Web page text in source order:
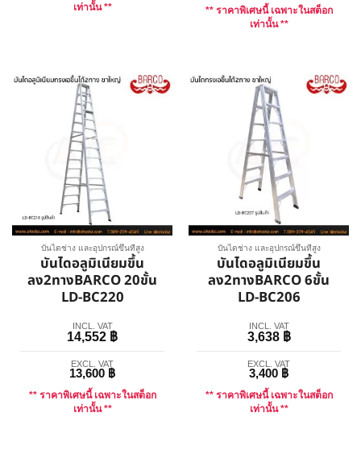
เท่านั้น **
** ราคาพิเศษนี้ เฉพาะในสต็อก
เท่านั้น **
บันไดช่าง และอุปกรณ์ขึ้นที่สูง
บันไดอลูมิเนียมขึ้น
ลง2ทางBARCO 20ขั้น
LD-BC220
INCL. VAT
14,552 ฿
EXCL. VAT
13,600 ฿
** ราคาพิเศษนี้ เฉพาะในสต็อก
เท่านั้น **
บันไดช่าง และอุปกรณ์ขึ้นที่สูง
บันไดอลูมิเนียมขึ้น
ลง2ทางBARCO 6ขั้น
LD-BC206
INCL. VAT
3,638 ฿
EXCL. VAT
3,400 ฿
** ราคาพิเศษนี้ เฉพาะในสต็อก
เท่านั้น **